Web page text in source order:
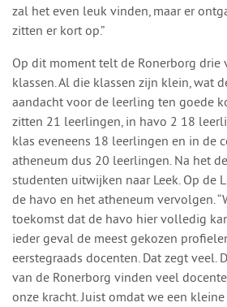
zal het even leuk vinden, maar er
zitten er kort op.”
Op dit moment telt de Ronerborg drie
klassen. Al die klassen zijn klein, wat
aandacht voor de leerling ten goede
zitten 21 leerlingen, in havo 2 18
klas eveneens 18 leerlingen en in de
atheneum dus 20 leerlingen. Na het
studenten uitwijken naar Leek. Op de
de havo en het atheneum vervolgen.
toekomst dat de havo hier volledig
ieder geval de meest gekozen
eerstegraads docenten. Dat zegt veel.
van de Ronerborg vinden veel
onze kracht. Juist omdat we een